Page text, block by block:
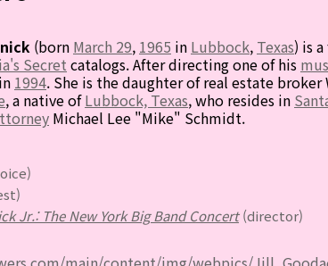
(born March 29, 1965 in Lubbock, Texas) is
Secret catalogs. After directing one of his
1994. She is the daughter of real estate
, a native ofLubbock, Texas, who resides in
Michael Lee "Mike" Schmidt.
Jr.: The New York Big Band Concert(director)